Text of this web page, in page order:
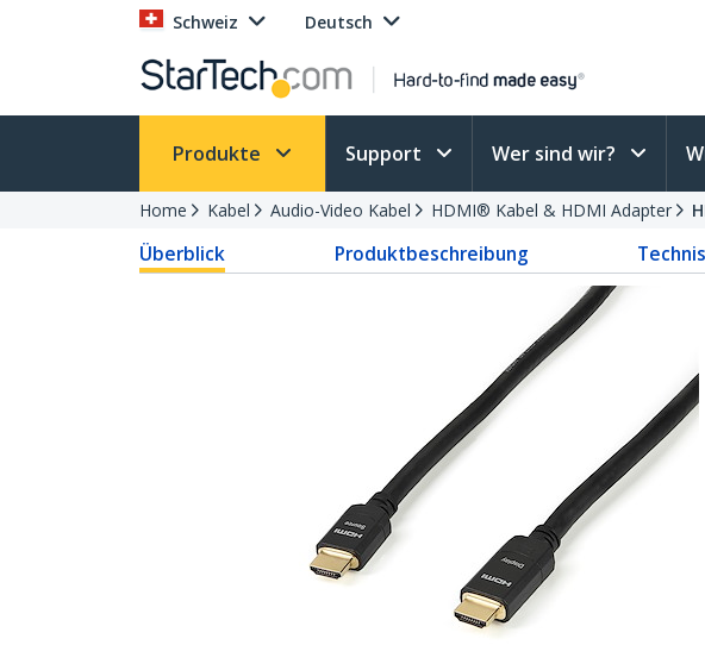
Schweiz Deutsch
Produkte Support Wer sind wir?
Home Kabel Audio-Video Kabel HDMI® Kabel & HDMI Adapter
Überblick Produktbeschreibung